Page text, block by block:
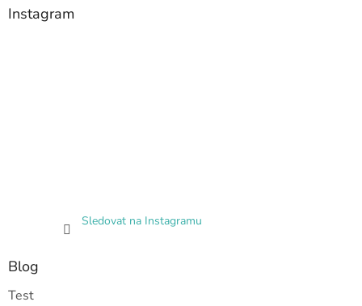
Instagram
Sledovat na Instagramu
Blog
Test